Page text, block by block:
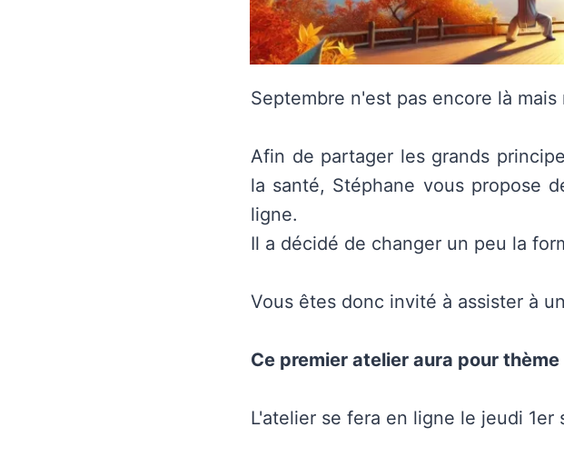
Septembre n'est pas encore là
Afin de partager les grands
la santé, Stéphane vous propose
ligne.
Il a décidé de changer un peu la
Vous êtes donc invité à assister à
Ce premier atelier aura pour
L'atelier se fera en ligne le jeudi 1er